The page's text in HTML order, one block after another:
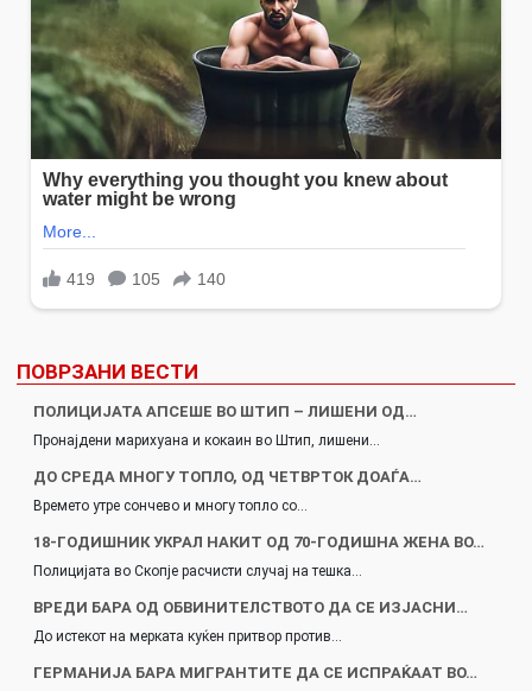
ПОВРЗАНИ ВЕСТИ
ПОЛИЦИЈАТА АПСЕШЕ ВО ШТИП – ЛИШЕНИ ОД…
Пронајдени марихуана и кокаин во Штип, лишени…
ДО СРЕДА МНОГУ ТОПЛО, ОД ЧЕТВРТОК ДОАЃА…
Времето утре сончево и многу топло со…
18-ГОДИШНИК УКРАЛ НАКИТ ОД 70-ГОДИШНА ЖЕНА ВО…
Полицијата во Скопје расчисти случај на тешка…
ВРЕДИ БАРА ОД ОБВИНИТЕЛСТВОТО ДА СЕ ИЗЈАСНИ…
До истекот на мерката куќен притвор против…
ГЕРМАНИЈА БАРА МИГРАНТИТЕ ДА СЕ ИСПРАЌААТ ВО…